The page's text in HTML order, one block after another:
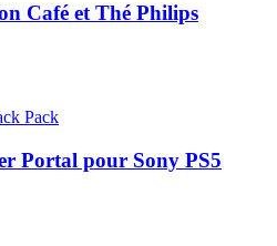
Café et Thé Philips
Portal pour Sony PS5